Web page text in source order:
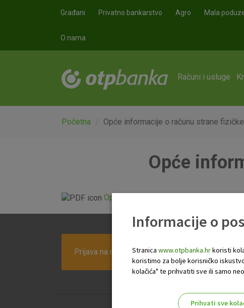
Građani Privatno bankarstvo Agro Mala
O nama
Računi i usluge
Početna Opće informacije o računu strane
Opće
Opće informacije o računu strane
Prijava na newsletter OTP banke
Informacije o
Stranica www.otpbanka.hrkoristi
koristimo za bolje korisničko
kolačića" te prihvatiti sve ili samo
Prihvati sve